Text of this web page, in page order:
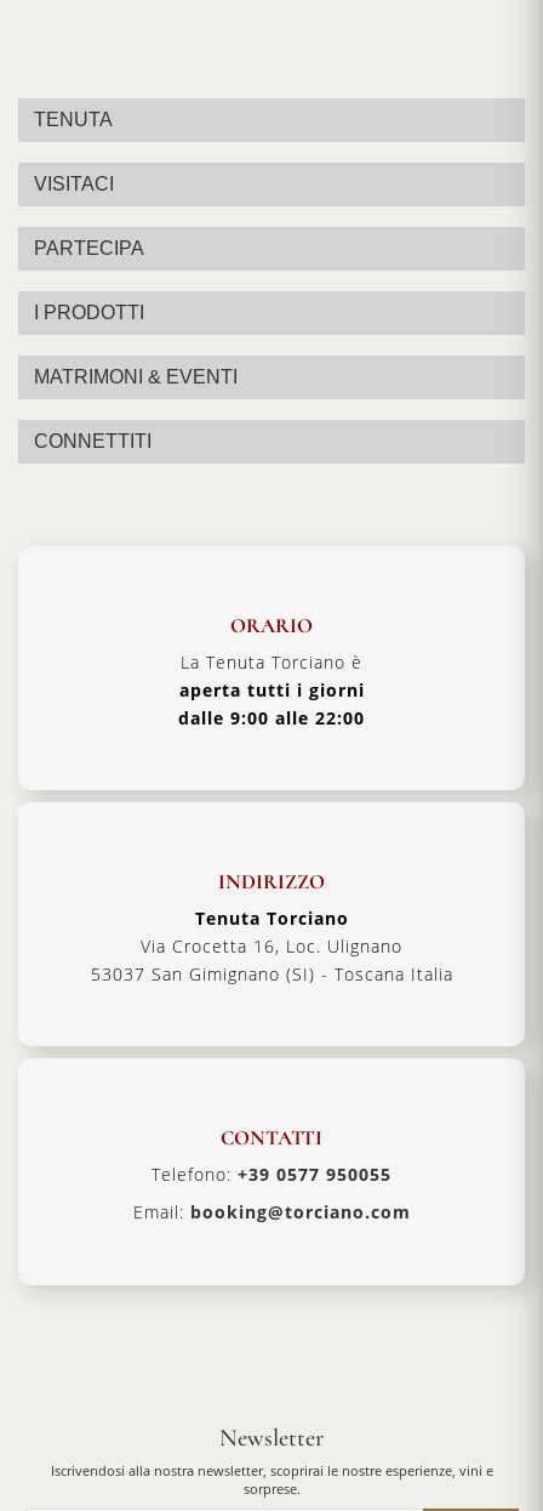
TENUTA
VISITACI
PARTECIPA
I PRODOTTI
MATRIMONI & EVENTI
CONNETTITI
ORARIO
La Tenuta Torciano è
aperta tutti i giorni
dalle 9:00 alle 22:00
INDIRIZZO
Tenuta Torciano
Via Crocetta 16, Loc. Ulignano
53037 San Gimignano (SI) - Toscana Italia
CONTATTI
Telefono: +39 0577 950055
Email: booking@torciano.com
Newsletter
Iscrivendosi alla nostra newsletter, scoprirai le nostre esperienze, vini e
sorprese.